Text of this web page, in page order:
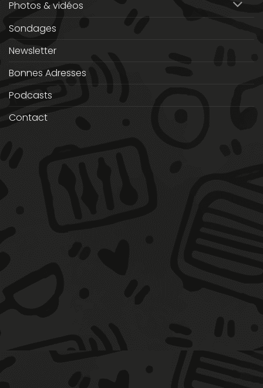
Photos & vidéos
Sondages
Newsletter
Bonnes Adresses
Podcasts
Contact